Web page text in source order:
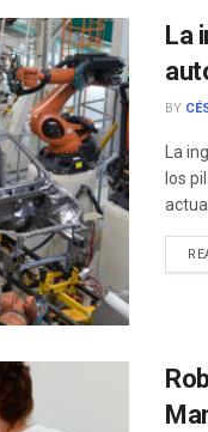
La
BY
La
los